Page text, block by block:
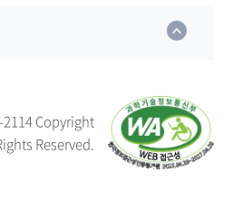
2114Copyright
Reserved.